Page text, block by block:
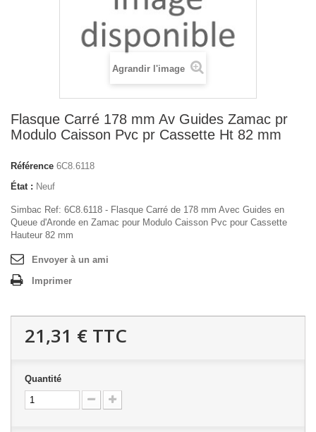
Agrandir l'image
Flasque Carré 178 mm Av Guides Zamac pr
Modulo Caisson Pvc pr Cassette Ht 82 mm
Référence 6C8.6118
État : Neuf
Simbac Ref: 6C8.6118 - Flasque Carré de 178 mm Avec Guides en
Queue d'Aronde en Zamac pour Modulo Caisson Pvc pour Cassette
Hauteur 82 mm
Envoyer à un ami
Imprimer
21,31 € TTC
Quantité